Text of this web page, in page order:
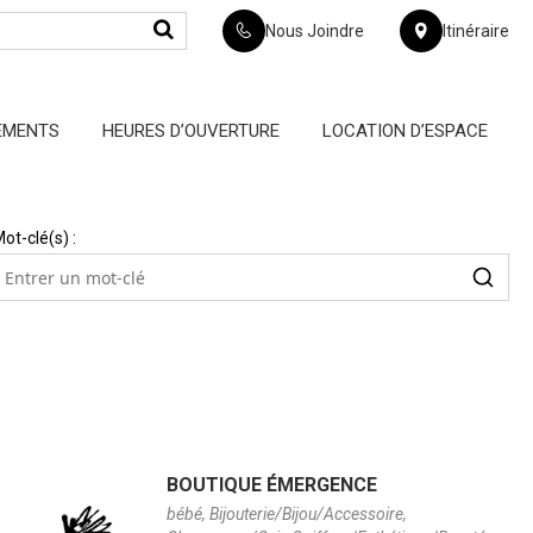
Nous Joindre Itinéraire
HEURES D’OUVERTURE LOCATION D’ESPACE
clé(s) :
un
BOUTIQUE ÉMERGENCE
bébé, Bijouterie/Bijou/Accessoire,